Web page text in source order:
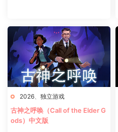
2026 独立游戏
古神之呼唤（Call of the Elder G
ods）中文版